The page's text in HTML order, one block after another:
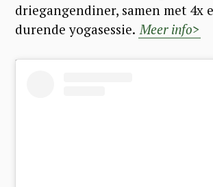
driegangendiner, samen met 4x
durende yogasessie. Meer info>